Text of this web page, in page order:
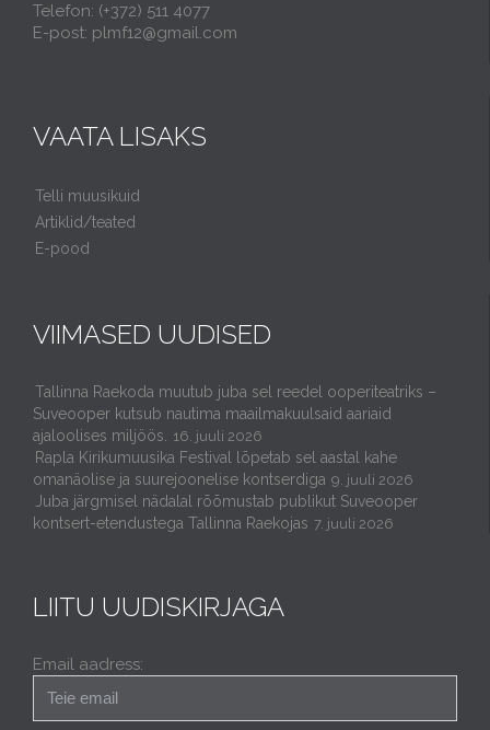
Telefon: (+372) 511 4077
E-post: plmf12@gmail.com
VAATA LISAKS
Telli muusikuid
Artiklid/teated
E-pood
VIIMASED UUDISED
Tallinna Raekoda muutub juba sel reedel ooperiteatriks –
Suveooper kutsub nautima maailmakuulsaid aariaid
ajaloolises miljöös.
16. juuli 2026
Rapla Kirikumuusika Festival lõpetab sel aastal kahe
omanäolise ja suurejoonelise kontserdiga 9. juuli 2026
Juba järgmisel nädalal rõõmustab publikut Suveooper
kontsert-etendustega Tallinna Raekojas 7. juuli 2026
LIITU UUDISKIRJAGA
Email aadress: